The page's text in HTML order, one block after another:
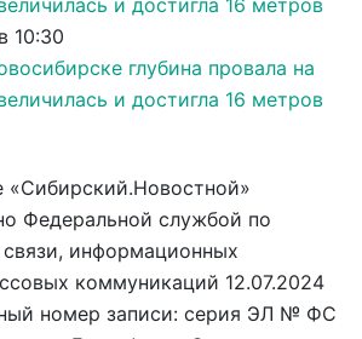
10:30
глубина провала на
и достигла 16 метров
«Сибирский.Новостной»
Федеральной службой по
информационных
коммуникаций 12.07.2024
номер записи: серия ЭЛ № ФС